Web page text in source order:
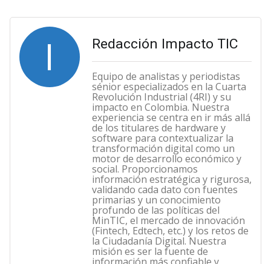
I Redacción Impacto TIC
Equipo de analistas y periodistas
sénior especializados en la Cuarta
Revolución Industrial (4RI) y su
impacto en Colombia. Nuestra
experiencia se centra en ir más allá
de los titulares de hardware y
software para contextualizar la
transformación digital como un
motor de desarrollo económico y
social. Proporcionamos
información estratégica y rigurosa,
validando cada dato con fuentes
primarias y un conocimiento
profundo de las políticas del
MinTIC, el mercado de innovación
(Fintech, Edtech, etc.) y los retos de
la Ciudadanía Digital. Nuestra
misión es ser la fuente de